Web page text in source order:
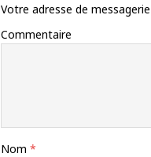
Votre adresse de
Commentaire
Nom *